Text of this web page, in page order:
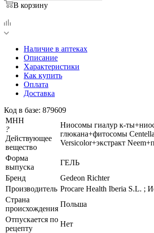
В корзину
Наличие в аптеках
Описание
Характеристики
Как купить
Оплата
Доставка
Код в базе: 879609
МНН
?
Действующее
вещество
Ниосомы гиалур к-
глюкана+фитосомы
Versicolor+экстракт Neem+п
Форма
выпуска
ГЕЛЬ
Бренд
Gedeon Richter
Производитель Procare Health Iberia S.L. ;
Страна
происхождения
Польша
Отпускается по
рецепту
Нет